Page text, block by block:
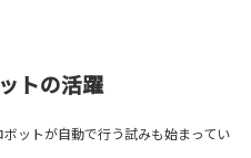
トの活躍
ットが自動で行う試みも始まってい